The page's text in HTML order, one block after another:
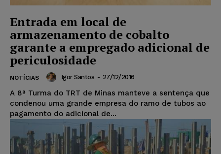
Entrada em local de
armazenamento de cobalto
garante a empregado adicional de
periculosidade
NOTÍCIAS Igor Santos - 27/12/2016
A 8ª Turma do TRT de Minas manteve a sentença que
condenou uma grande empresa do ramo de tubos ao
pagamento do adicional de...